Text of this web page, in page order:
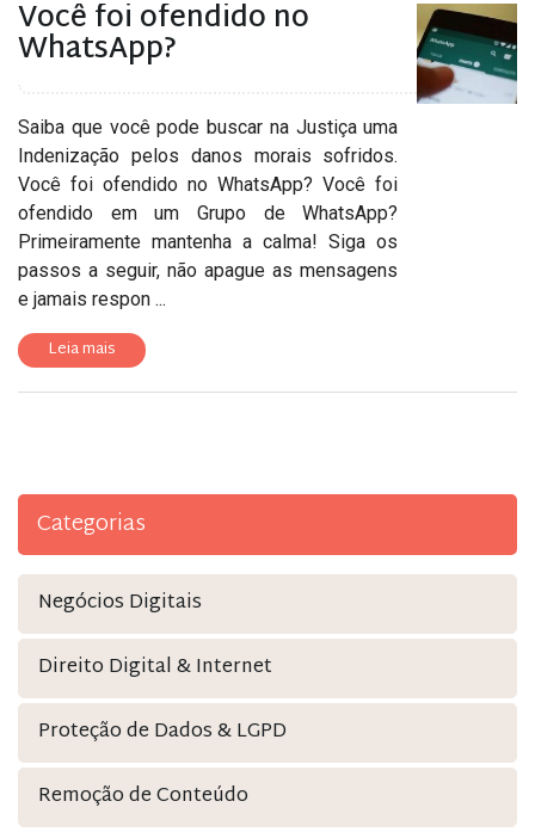
Você foi ofendido no
WhatsApp?
Saiba que você pode buscar na Justiça uma
Indenização pelos danos morais sofridos.
Você foi ofendido no WhatsApp? Você foi
ofendido em um Grupo de WhatsApp?
Primeiramente mantenha a calma! Siga os
passos a seguir, não apague as mensagens
e jamais respon ...
Leia mais
Categorias
Negócios Digitais
Direito Digital & Internet
Proteção de Dados & LGPD
Remoção de Conteúdo